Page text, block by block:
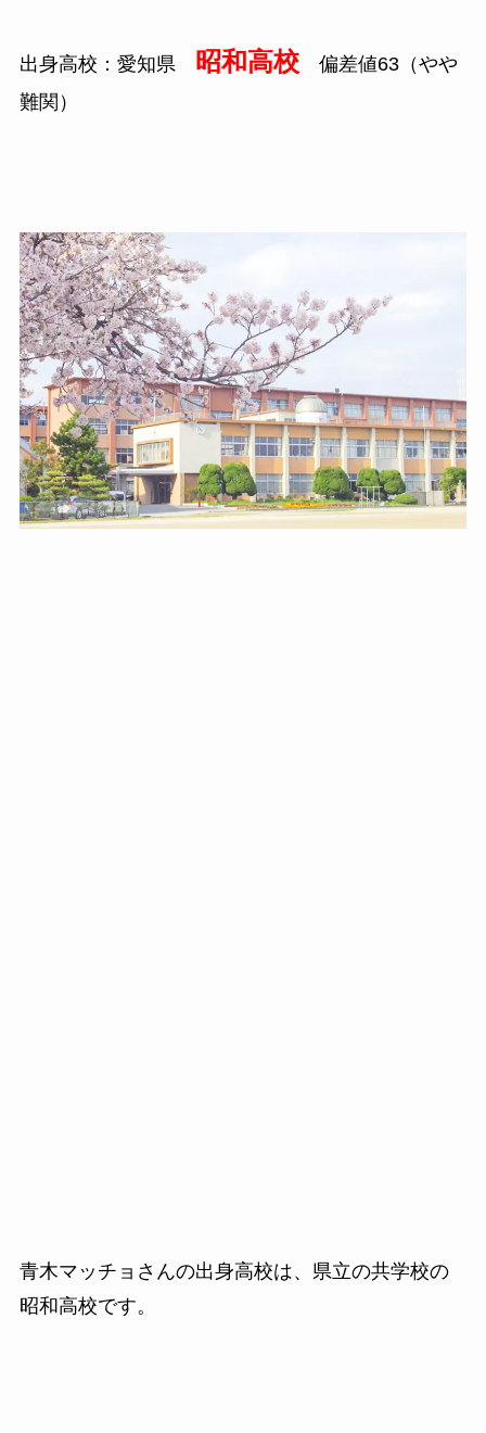
出身高校：愛知県 昭和高校偏差値63（やや
難関）
青木マッチョさんの出身高校は、県立の共学校の
昭和高校です。